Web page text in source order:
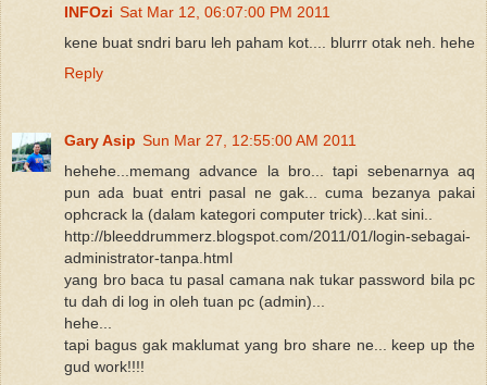
INFOzi Sat Mar 12, 06:07:00 PM 2011
kene buat sndri baru leh paham kot.... blurrr otak neh. hehe
Reply
Gary Asip Sun Mar 27, 12:55:00 AM 2011
hehehe...memang advance la bro... tapi sebenarnya aq
pun ada buat entri pasal ne gak... cuma bezanya pakai
ophcrack la (dalam kategori computer trick)...kat sini..
http://bleeddrummerz.blogspot.com/2011/01/login-sebagai-
administrator-tanpa.html
yang bro baca tu pasal camana nak tukar password bila pc
tu dah di log in oleh tuan pc (admin)...
hehe...
tapi bagus gak maklumat yang bro share ne... keep up the
gud work!!!!